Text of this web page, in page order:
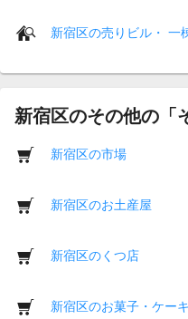
新宿区の売りビル・ 一
新宿区のその他の
新宿区の市場
新宿区のお土産屋
新宿区のくつ店
新宿区のお菓子・ケー